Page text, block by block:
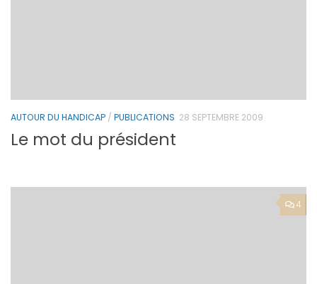
AUTOUR DU HANDICAP / PUBLICATIONS 28 SEPTEMBRE 2009
Le mot du président
4